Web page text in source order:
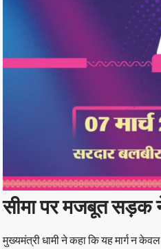
सीमा पर मजबूत सड़क
मुख्यमंत्री धामी ने कहा कि यह मार्ग न